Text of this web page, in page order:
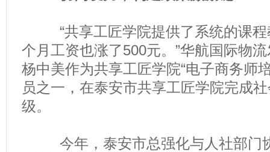
“共享工匠学院提供了系统的课程
个月工资也涨了500元。”华航国际物
杨中美作为共享工匠学院“电子商务师
员之一，在泰安市共享工匠学院完成
级。
今年，泰安市总强化与人社部门